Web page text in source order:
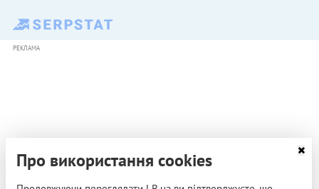
РЕКЛАМА
Про використання cookies